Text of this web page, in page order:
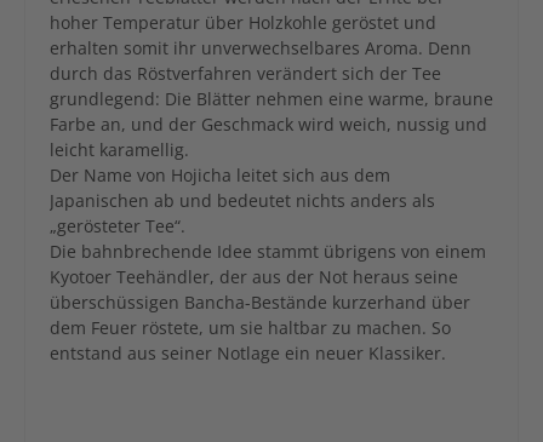
hoher Temperatur über Holzkohle geröstet und
erhalten somit ihr unverwechselbares Aroma. Denn
durch das Röstverfahren verändert sich der Tee
grundlegend: Die Blätter nehmen eine warme, braune
Farbe an, und der Geschmack wird weich, nussig und
leicht karamellig.
Der Name von Hojicha leitet sich aus dem
Japanischen ab und bedeutet nichts anders als
„gerösteter Tee“.
Die bahnbrechende Idee stammt übrigens von einem
Kyotoer Teehändler, der aus der Not heraus seine
überschüssigen Bancha-Bestände kurzerhand über
dem Feuer röstete, um sie haltbar zu machen. So
entstand aus seiner Notlage ein neuer Klassiker.